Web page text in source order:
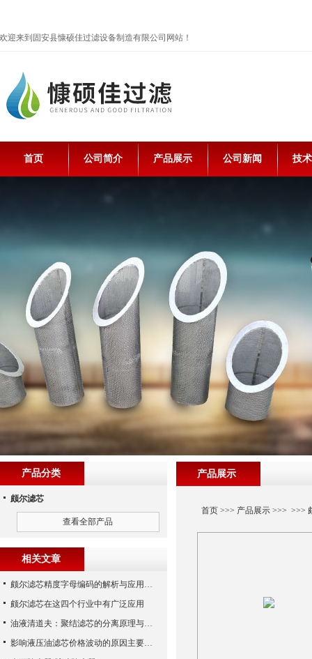
欢迎来到固安县慷硕佳过滤设备制造有限公司网站！
首页 公司简介 产品展示 公司新闻 技
产品展示
首页>>> 产品展示>>> >>>
产品分类
颇尔滤芯
查看全部产品
相关文章
颇尔滤芯精度字母编码的解析与应用指南
颇尔滤芯在这四个行业中有广泛应用
油液清道夫：聚结滤芯的分离原理与核心作用解析
影响液压油滤芯价格波动的原因主要有哪些呢？